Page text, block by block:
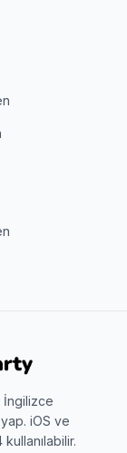
İngilizce
iOS ve